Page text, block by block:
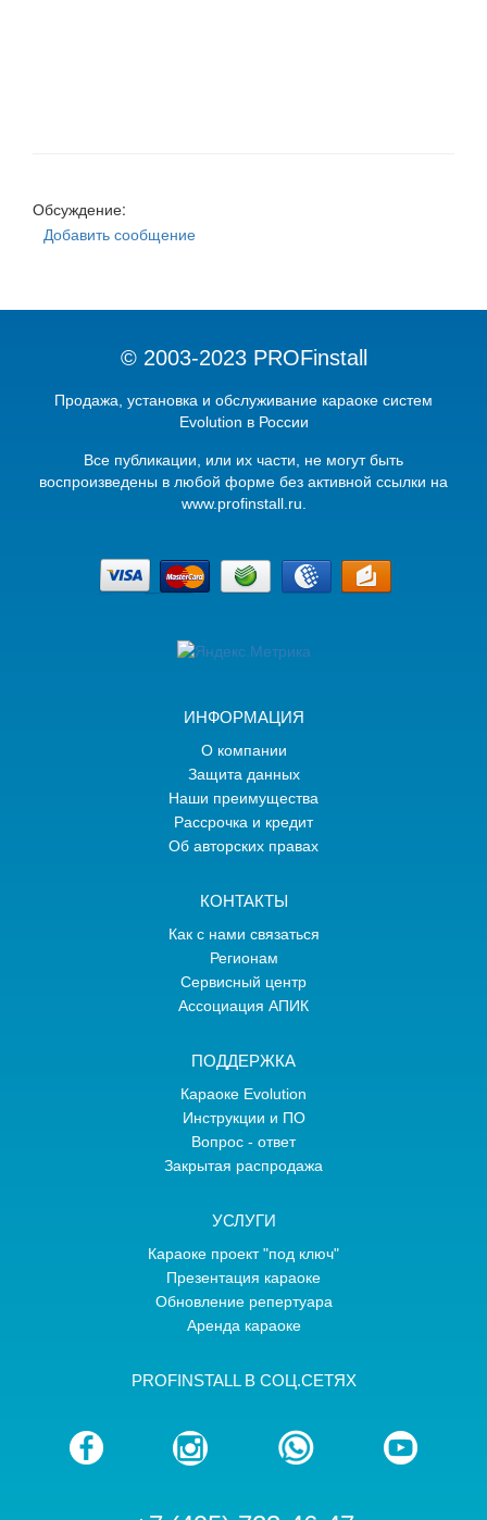
Обсуждение:
Добавить сообщение
© 2003-2023 PROFinstall
Продажа, установка и обслуживание караоке систем
Evolution в России
Вcе публикации, или их части, не могут быть
воспроизведены в любой форме без активной ссылки на
www.profinstall.ru.
ИНФОРМАЦИЯ
О компании
Защита данных
Наши преимущества
Рассрочка и кредит
Об авторских правах
КОНТАКТЫ
Как с нами связаться
Регионам
Сервисный центр
Ассоциация АПИК
ПОДДЕРЖКА
Караоке Evolution
Инструкции и ПО
Вопрос - ответ
Закрытая распродажа
УСЛУГИ
Караоке проект "под ключ"
Презентация караоке
Обновление репертуара
Аренда караоке
PROFINSTALL В СОЦ.СЕТЯХ